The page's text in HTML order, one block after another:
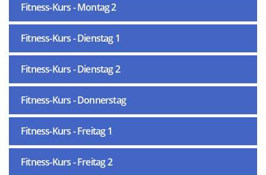
Fitness-Kurs - Montag 2
Fitness-Kurs - Dienstag 1
Fitness-Kurs - Dienstag 2
Fitness-Kurs - Donnerstag
Fitness-Kurs - Freitag 1
Fitness-Kurs - Freitag 2